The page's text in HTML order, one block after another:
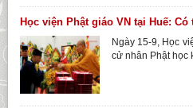
Học viện Phật giáo VN tại Huế:
Ngày 15-9, Học
cử nhân Phật học